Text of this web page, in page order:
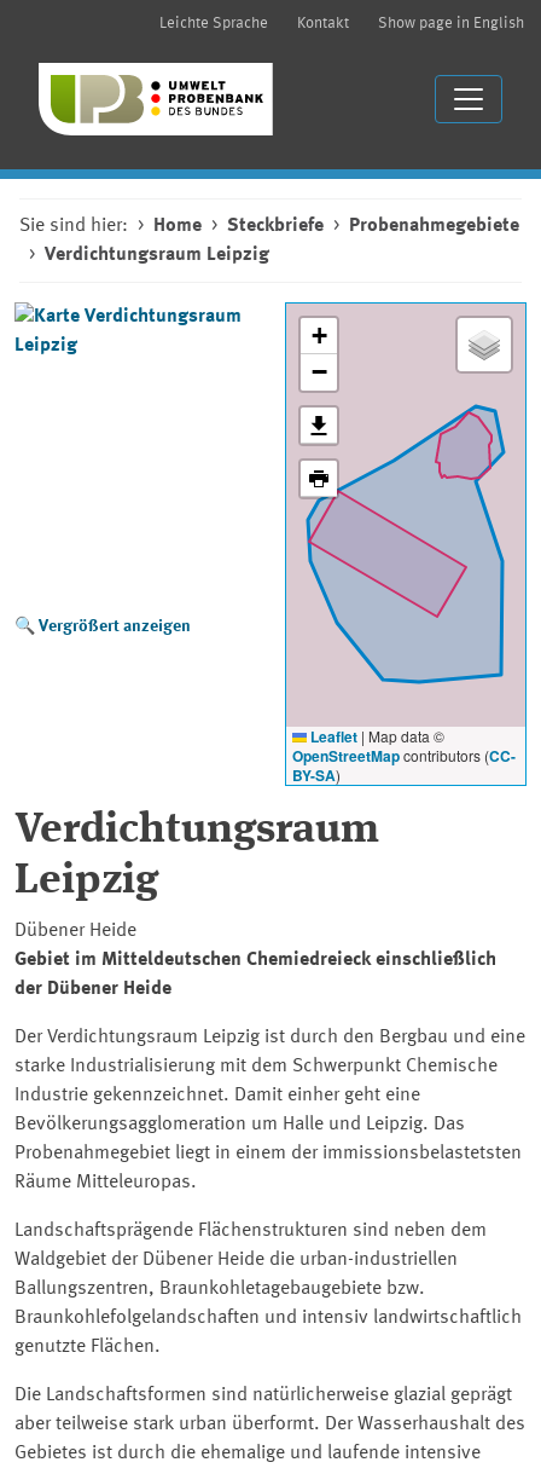
Leichte Sprache Kontakt Show page in English
Sie sind hier: Home Steckbriefe
Probenahmegebiete
Verdichtungsraum Leipzig
Vergrößert anzeigen
+
−
Leaflet | Map data ©
OpenStreetMapcontributors (CC-
BY-SA)
Verdichtungsraum
Leipzig
Dübener Heide
Gebiet im Mitteldeutschen Chemiedreieck einschließlich
der Dübener Heide
Der Verdichtungsraum Leipzig ist durch den Bergbau und eine
starke Industrialisierung mit dem Schwerpunkt Chemische
Industrie gekennzeichnet. Damit einher geht eine
Bevölkerungsagglomeration um Halle und Leipzig. Das
Probenahmegebiet liegt in einem der immissionsbelastetsten
Räume Mitteleuropas.
Landschaftsprägende Flächenstrukturen sind neben dem
Waldgebiet der Dübener Heide die urban-industriellen
Ballungszentren, Braunkohletagebaugebiete bzw.
Braunkohlefolgelandschaften und intensiv landwirtschaftlich
genutzte Flächen.
Die Landschaftsformen sind natürlicherweise glazial geprägt
aber teilweise stark urban überformt. Der Wasserhaushalt des
Gebietes ist durch die ehemalige und laufende intensive